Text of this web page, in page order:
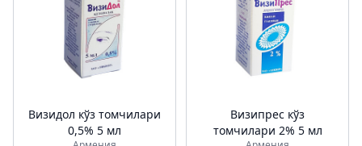
Визидол кўз томчилари
0,5% 5 мл
Визипрес кўз
томчилари 2% 5 мл